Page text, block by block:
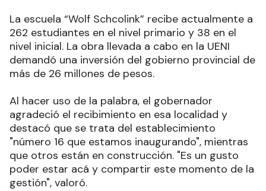
La escuela “Wolf Schcolink” recibe actualmente a
262 estudiantes en el nivel primario y 38 en el
nivel inicial. La obra llevada a cabo en la UENI
demandó una inversión del gobierno provincial de
más de 26 millones de pesos.
Al hacer uso de la palabra, el gobernador
agradeció el recibimiento en esa localidad y
destacó que se trata del establecimiento
"número 16 que estamos inaugurando", mientras
que otros están en construcción. "Es un gusto
poder estar acá y compartir este momento de la
gestión", valoró.